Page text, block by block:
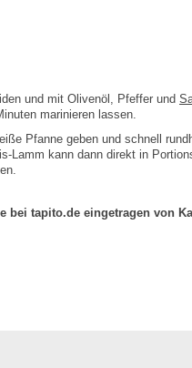
und mit Olivenöl, Pfeffer und
marinieren lassen.
Pfanne geben und schnell
Lamm kann dann direkt in
bei tapito.de eingetragen von